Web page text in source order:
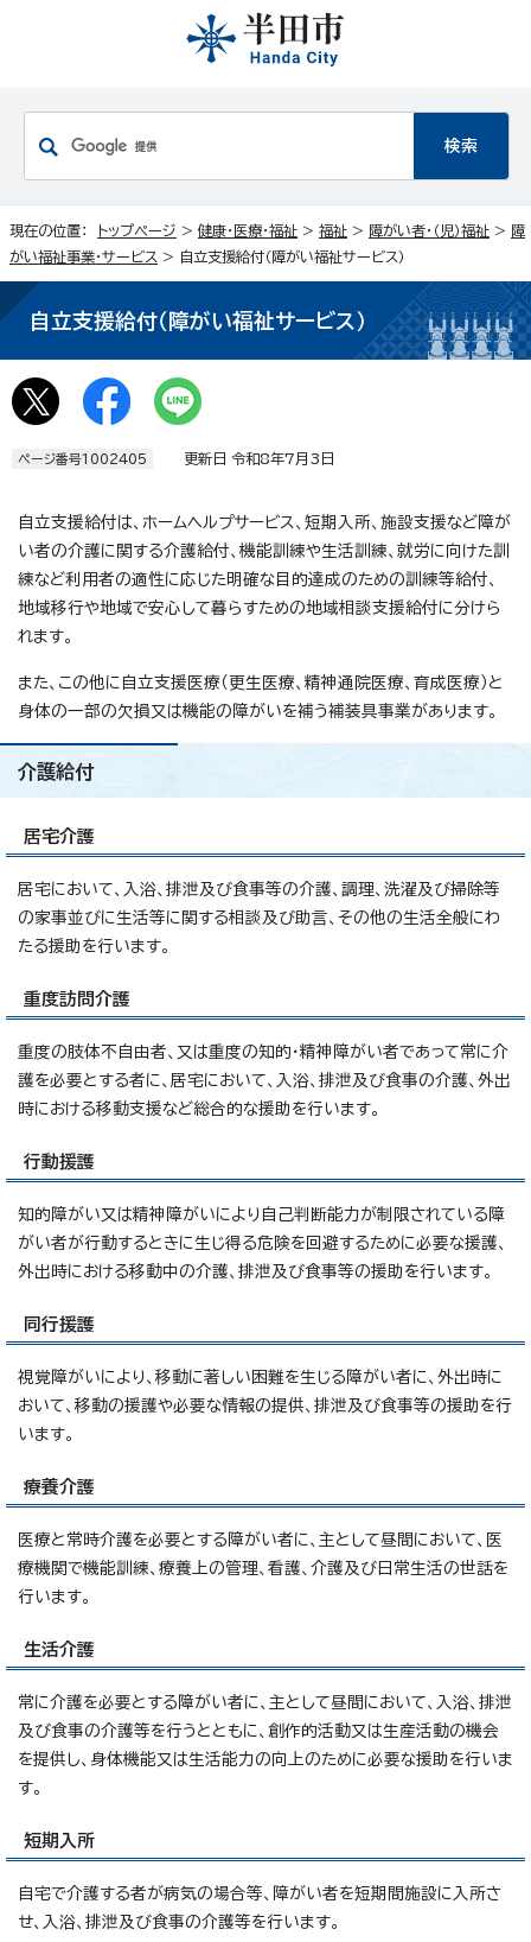
現在の位置： トップページ > 健康・医療・福祉 > 福祉 > 障がい者・（児）福祉 > 障
がい福祉事業・サービス > 自立支援給付（障がい福祉サービス）
自立支援給付（障がい福祉サービス）
ページ番号1002405 更新日 令和8年7月3日
自立支援給付は、ホームヘルプサービス、短期入所、施設支援など障が
い者の介護に関する介護給付、機能訓練や生活訓練、就労に向けた訓
練など利用者の適性に応じた明確な目的達成のための訓練等給付、
地域移行や地域で安心して暮らすための地域相談支援給付に分けら
れます。
また、この他に自立支援医療（更生医療、精神通院医療、育成医療）と
身体の一部の欠損又は機能の障がいを補う補装具事業があります。
介護給付
居宅介護
居宅において、入浴、排泄及び食事等の介護、調理、洗濯及び掃除等
の家事並びに生活等に関する相談及び助言、その他の生活全般にわ
たる援助を行います。
重度訪問介護
重度の肢体不自由者、又は重度の知的・精神障がい者であって常に介
護を必要とする者に、居宅において、入浴、排泄及び食事の介護、外出
時における移動支援など総合的な援助を行います。
行動援護
知的障がい又は精神障がいにより自己判断能力が制限されている障
がい者が行動するときに生じ得る危険を回避するために必要な援護、
外出時における移動中の介護、排泄及び食事等の援助を行います。
同行援護
視覚障がいにより、移動に著しい困難を生じる障がい者に、外出時に
おいて、移動の援護や必要な情報の提供、排泄及び食事等の援助を行
います。
療養介護
医療と常時介護を必要とする障がい者に、主として昼間において、医
療機関で機能訓練、療養上の管理、看護、介護及び日常生活の世話を
行います。
生活介護
常に介護を必要とする障がい者に、主として昼間において、入浴、排泄
及び食事の介護等を行うとともに、創作的活動又は生産活動の機会
を提供し、身体機能又は生活能力の向上のために必要な援助を行いま
す。
短期入所
自宅で介護する者が病気の場合等、障がい者を短期間施設に入所さ
せ、入浴、排泄及び食事の介護等を行います。